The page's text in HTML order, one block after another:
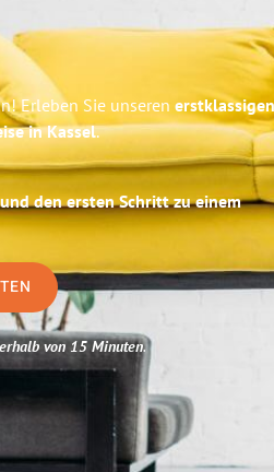
Erleben Sie unseren erstklassigen
in Kassel.
den ersten Schritt zu einem
von 15 Minuten.